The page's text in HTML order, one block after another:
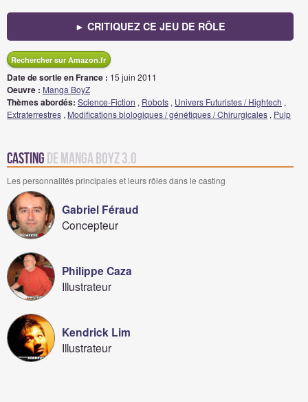
► CRITIQUEZ CE JEU DE RÔLE
Rechercher sur Amazon.fr
Date de sortie en France : 15 juin 2011
Oeuvre : Manga BoyZ
Thèmes abordés: Science-Fiction , Robots , Univers Futuristes / Hightech ,
Extraterrestres , Modifications biologiques / génétiques / Chirurgicales , Pulp
Casting de Manga Boyz 3.0
Les personnalités principales et leurs rôles dans le casting
Gabriel Féraud
Concepteur
Philippe Caza
Illustrateur
Kendrick Lim
Illustrateur